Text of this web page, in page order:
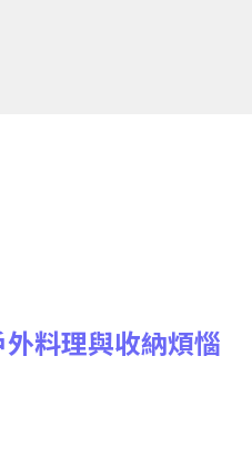
料理與收納煩惱